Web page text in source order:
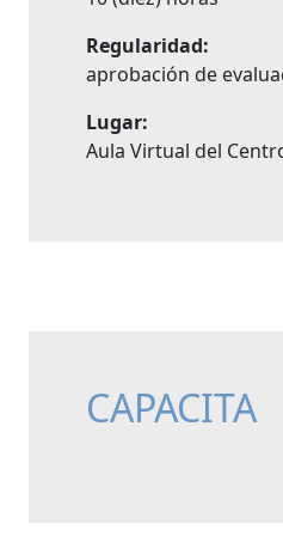
Regularidad:
aprobación de
Lugar:
Aula Virtual del
CAPACITA